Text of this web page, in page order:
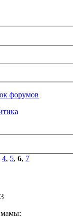
форумов
4, 5, 6, 7
мамы: